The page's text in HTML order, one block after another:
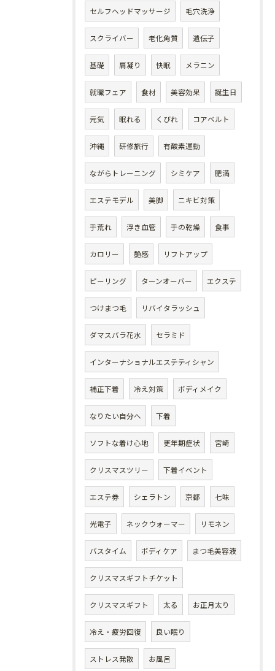
セルフヘッドマッサージ 毛穴洗浄
スクライバー 老化角質 遺伝子
基礎 肩凝り 快眠 メラニン
就職フェア 食材 美容効果 誕生日
元気 眠れる くびれ コアベルト
沖縄 研修旅行 有酸素運動
ながらトレーニング シミケア 肥満
エステモデル 美脚 ニキビ対策
手荒れ 浮き血管 手の乾燥 食事
カロリー 艶感 リフトアップ
ピーリング ターンオーバー エクステ
つけまつ毛 リバイタラッシュ
ダマスバラ花水 セラミド
インターナショナルエステティシャン
補正下着 冷え対策 ボディメイク
なりたい自分へ 下着
ソフトな着け心地 更年期症状 宮崎
クリスマスツリー 下着イベント
エステ券 シェラトン 京都 七味
光電子 ネックウォーマー リモネン
バスタイム ボディケア まつ毛美容液
クリスマスギフトチケット
クリスマスギフト 太る お正月太り
冷え・疲労回復 良い眠り
ストレス発散 お風呂